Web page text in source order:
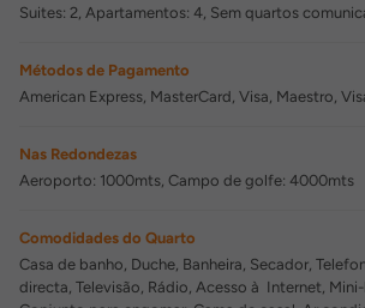
Suites: 2, Apartamentos: 4, Sem quartos
Métodos de Pagamento
American Express, MasterCard, Visa, Maestro,
Nas Redondezas
Aeroporto: 1000mts, Campo de golfe: 4000mts
Comodidades do Quarto
Casa de banho, Duche, Banheira, Secador,
directa, Televisão, Rádio, Acesso à Internet,